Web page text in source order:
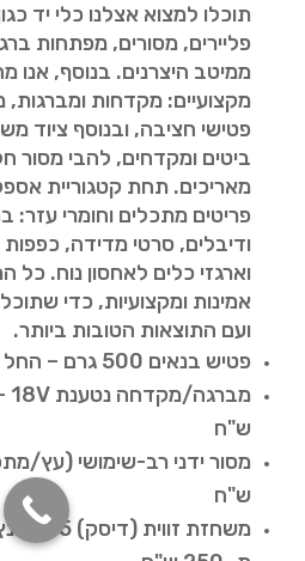
תוכלו למצוא אצלנו כלי יד
פליירים, מסורים, מפתחות
ממיטב היצרנים. בנוסף, אנו
מקצועיים: מקדחות ומברגות,
פטישי חציבה, ובנוסף ציוד
ביטים ומקדחים, להבי מסור
מאריכים. תחת קטגוריית
פריטים מתכלים וחומרי עזר:
ודיבלים, סרטי מדידה,
וארגזי כלים לאחסון נוח. כל
אמינות ומקצועיות, כדי
ועם התוצאות הטובות ביותר.
פטיש בנאים 500 גרם – החל מ- 30 ש"ח
ש"ח
ש"ח